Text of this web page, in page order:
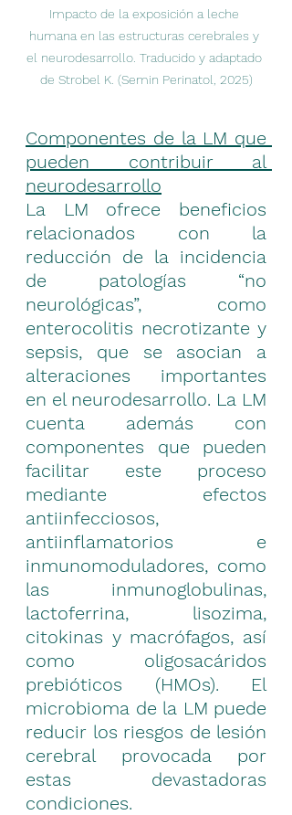
Impacto de la exposición a leche
humana en las estructuras cerebrales y
el neurodesarrollo. Traducido y adaptado
de Strobel K. (Semin Perinatol, 2025)
Componentes de la LM que
pueden contribuir al
neurodesarrollo
La LM ofrece beneficios
relacionados con la
reducción de la incidencia
de patologías “no
neurológicas”, como
enterocolitis necrotizante y
sepsis, que se asocian a
alteraciones importantes
en el neurodesarrollo. La LM
cuenta además con
componentes que pueden
facilitar este proceso
antiinfecciosos,
antiinflamatorios e
inmunomoduladores, como
las inmunoglobulinas,
lactoferrina, lisozima,
citokinas y macrófagos, así
como oligosacáridos
prebióticos (HMOs). El
microbioma de la LM puede
reducir los riesgos de lesión
cerebral provocada por
estas devastadoras
condiciones.